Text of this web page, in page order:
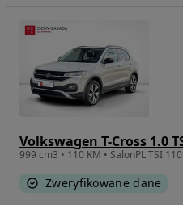
Volkswagen T-Cross 1.0
Zweryfikowane dane